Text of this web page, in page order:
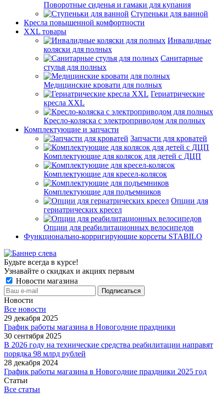
Поворотные сиденья и гамаки для купания
Ступеньки для ванной
Кресла повышенной комфортности
XXL товары
Инвалидные
коляски для полных
Санитарные
стулья для полных
Медицинские кровати для полных
Гериатрические
кресла XXL
Кресло-коляска с электроприводом для полных
Комплектующие и запчасти
Запчасти для кроватей
Комплектующие для колясок для детей с ДЦП
Комплектующие для кресел-колясок
Комплектующие для подъемников
Опции для
гериатрических кресел
Опции для реабилитационных велосипедов
Функционально-корригирующие корсеты STABILO
Будьте всегда в курсе!
Узнавайте о скидках и акциях первым
Новости магазина
Новости
Все новости
29 декабря 2025
График работы магазина в Новогодние праздники
30 сентября 2025
В 2026 году на технические средства реабилитации направят
порядка 98 млрд рублей
28 декабря 2024
График работы магазина в Новогодние праздники 2025 год
Статьи
Все статьи